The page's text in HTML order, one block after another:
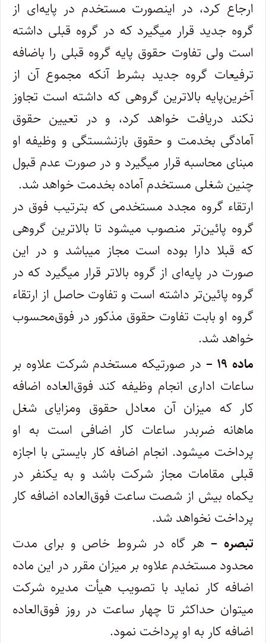
ارجاع کرد، در اینصورت مستخدم در پایه‌ای از
گروه ‌جدید قرار میگیرد که در گروه قبلی داشته
است ولی تفاوت حقوق پایه گروه قبلی را باضافه
ترفیعات گروه جدید بشرط آنکه مجموع آن از
آخرین‌پایه بالاترین گروهی که داشته است تجاوز
نکند دریافت خواهد کرد، و در تعیین حقوق
آمادگی بخدمت و حقوق بازنشستگی و وظیفه او
مبنای ‌محاسبه قرار میگیرد و در صورت عدم قبول
چنین شغلی مستخدم آماده بخدمت خواهد شد.
‌ارتقاء گروه مجدد مستخدمی که بترتیب فوق در
گروه پائین‌تر منصوب میشود تا بالاترین گروهی
که قبلا دارا بوده است مجاز میباشد و در این
‌صورت در پایه‌ای از گروه بالاتر قرار میگیرد که در
گروه پائین‌تر داشته است و تفاوت حاصل از ارتقاء
گروه او بابت تفاوت حقوق مذکور در فوق‌محسوب
خواهد شد.
ماده ۱۹ –
در صورتیکه مستخدم شرکت علاوه بر
ساعات اداری انجام وظیفه کند فوق‌العاده اضافه
کار که میزان آن معادل حقوق و‌مزایای شغل
ماهانه ضربدر ساعات کار اضافی است به او
پرداخت میشود. انجام اضافه کار بایستی با اجازه
قبلی مقامات مجاز شرکت باشد و به یکنفر در
یکماه بیش از شصت ساعت فوق‌العاده اضافه کار
پرداخت نخواهد شد.
تبصره –هر گاه در شروط خاص و برای مدت
محدود مستخدم علاوه بر میزان مقرر در این ماده
اضافه کار نماید با تصویب هیأت مدیره شرکت‌
میتوان حداکثر تا چهار ساعت در روز فوق‌العاده
اضافه کار به او پرداخت نمود. ‌